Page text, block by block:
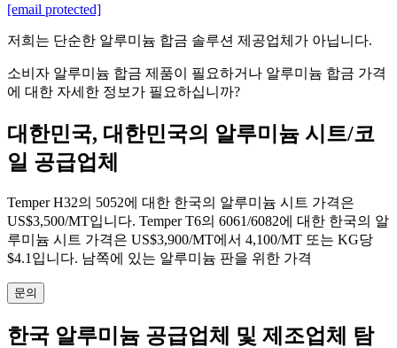
[email protected]
저희는 단순한 알루미늄 합금 솔루션 제공업체가 아닙니다.
소비자 알루미늄 합금 제품이 필요하거나 알루미늄 합금 가격
에 대한 자세한 정보가 필요하십니까?
대한민국, 대한민국의 알루미늄 시트/코
일 공급업체
Temper H32의 5052에 대한 한국의 알루미늄 시트 가격은
US$3,500/MT입니다. Temper T6의 6061/6082에 대한 한국의 알
루미늄 시트 가격은 US$3,900/MT에서 4,100/MT 또는 KG당
$4.1입니다. 남쪽에 있는 알루미늄 판을 위한 가격
문의
한국 알루미늄 공급업체 및 제조업체 탐